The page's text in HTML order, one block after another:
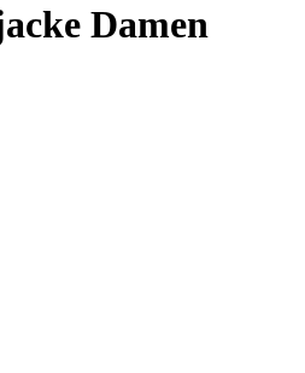
Damen